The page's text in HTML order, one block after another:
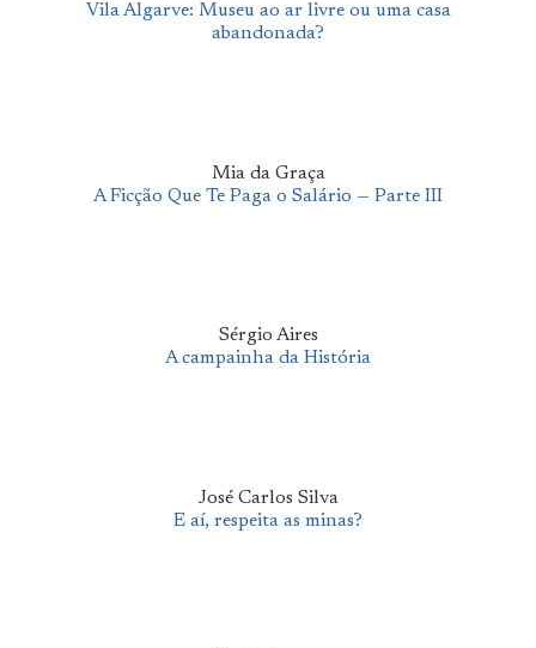
Vila Algarve: Museu ao ar livre ou uma casa
abandonada?
Mia da Graça
A Ficção Que Te Paga o Salário — Parte III
Sérgio Aires
A campainha da História
José Carlos Silva
E aí, respeita as minas?